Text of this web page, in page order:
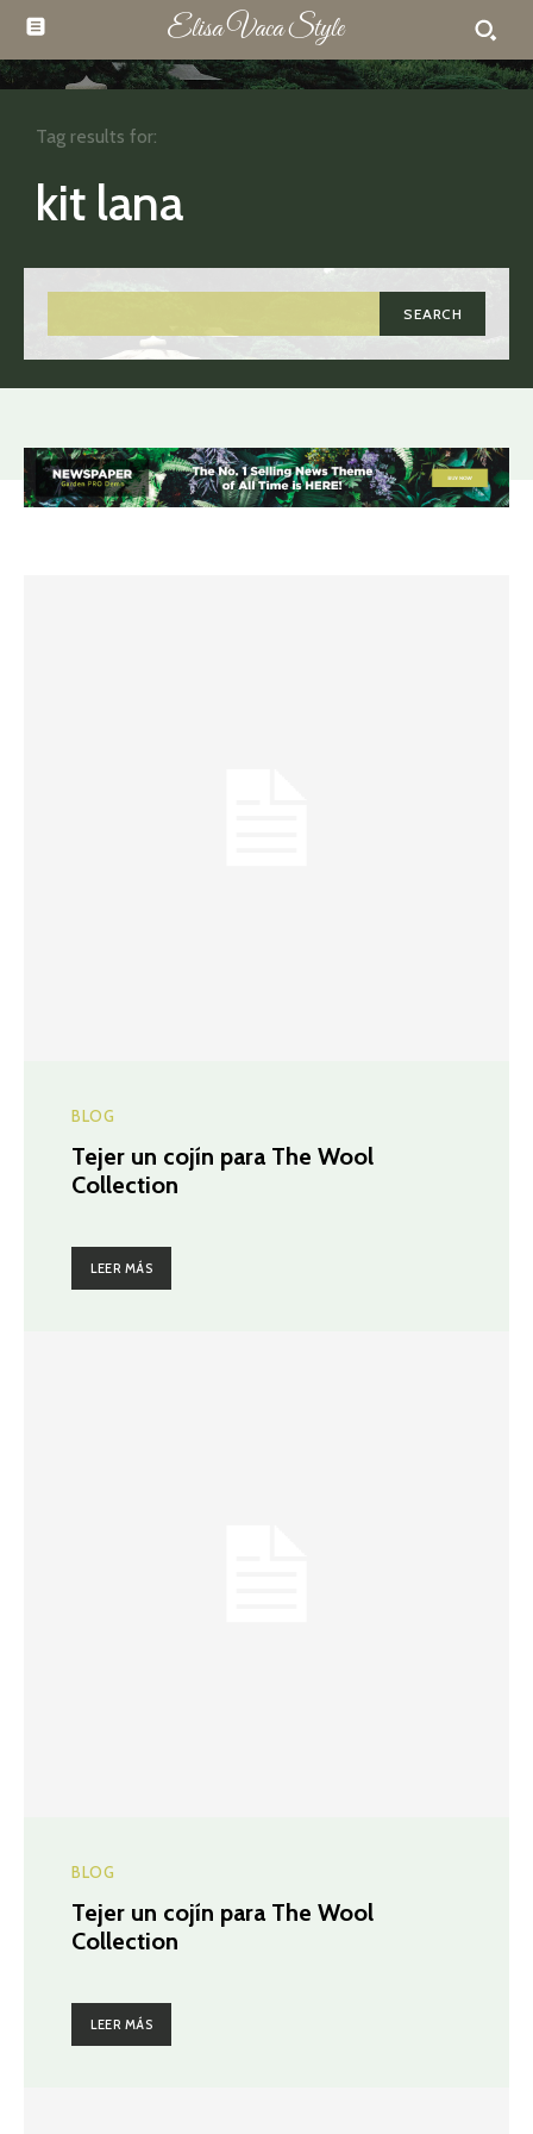
Elisa Vaca Style
kit lana
SEARCH
Tag results for:
BLOG
Tejer un cojín para The Wool
Collection
LEER MÁS
BLOG
Tejer un cojín para The Wool
Collection
LEER MÁS